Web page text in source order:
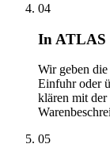
04
In ATLAS
Wir geben
Einfuhr oder
klären mit
05